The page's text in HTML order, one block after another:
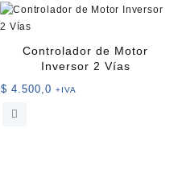
$ 210.000,0.$
Controlador de Motor
Inversor 2 Vías
$ 4.500,0 +IVA